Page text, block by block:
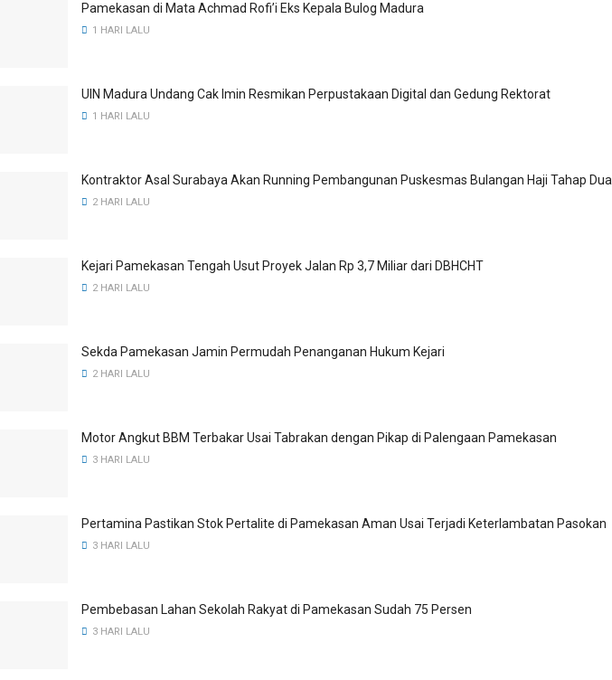
Pamekasan di Mata Achmad Rofi’i Eks Kepala Bulog Madura
1 HARI LALU
UIN Madura Undang Cak Imin Resmikan Perpustakaan Digital dan Gedung Rektorat
1 HARI LALU
Kontraktor Asal Surabaya Akan Running Pembangunan Puskesmas Bulangan Haji Tahap Dua
2 HARI LALU
Kejari Pamekasan Tengah Usut Proyek Jalan Rp 3,7 Miliar dari DBHCHT
2 HARI LALU
Sekda Pamekasan Jamin Permudah Penanganan Hukum Kejari
2 HARI LALU
Motor Angkut BBM Terbakar Usai Tabrakan dengan Pikap di Palengaan Pamekasan
3 HARI LALU
Pertamina Pastikan Stok Pertalite di Pamekasan Aman Usai Terjadi Keterlambatan Pasokan
3 HARI LALU
Pembebasan Lahan Sekolah Rakyat di Pamekasan Sudah 75 Persen
3 HARI LALU